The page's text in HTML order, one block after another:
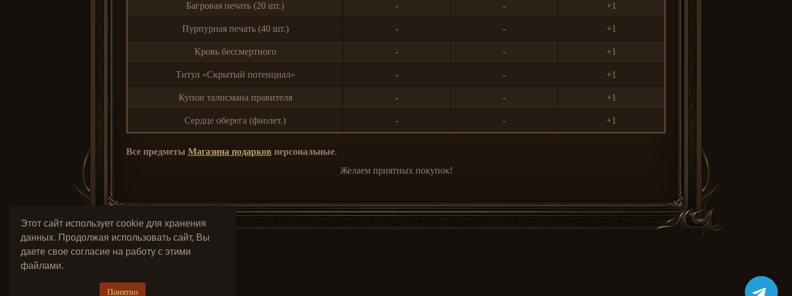
Этот сайт использует cookie для хранения
данных. Продолжая использовать сайт, Вы
даете свое согласие на работу с этими
файлами.
Понятно
Багровая печать (20 шт.) - - +1
Пурпурная печать (40 шт.) - - +1
Кровь бессмертного - - +1
Титул «Скрытый потенциал» - - +1
Купон талисмана правителя - - +1
Сердце оберега (фиолет.) - - +1
Все предметы Магазина подарков персональные.
Желаем приятных покупок!